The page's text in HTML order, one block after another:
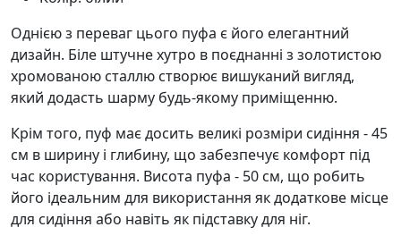
Однією з переваг цього пуфа є його елегантний
дизайн. Біле штучне хутро в поєднанні з золотистою
хромованою сталлю створює вишуканий вигляд,
який додасть шарму будь-якому приміщенню.
Крім того, пуф має досить великі розміри сидіння - 45
см в ширину і глибину, що забезпечує комфорт під
час користування. Висота пуфа - 50 см, що робить
його ідеальним для використання як додаткове місце
для сидіння або навіть як підставку для ніг.